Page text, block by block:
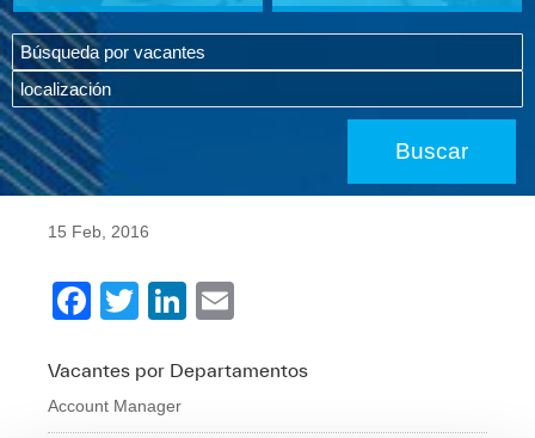
15 Feb, 2016
F
c
e
T
tt
er
Li
k
ail
Vacantes por Departamentos
Account Manager